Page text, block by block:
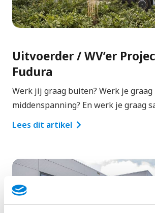
Uitvoerder / WV’er
Fudura
Werk jij graag buiten? Werk je graag
middenspanning? En werk je graag
Lees dit artikel